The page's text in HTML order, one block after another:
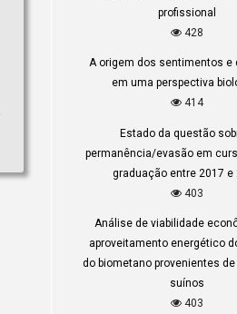
profissional
428
A origem dos sentimentos e
em uma perspectiva
414
Estado da questão
permanência/evasão em
graduação entre 2017 e
403
Análise de viabilidade
aproveitamento energético
do biometano provenientes
suínos
403